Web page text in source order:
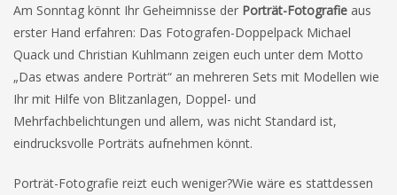
Am Sonntag könnt Ihr Geheimnisse der Porträt-Fotografie aus
erster Hand erfahren: Das Fotografen-Doppelpack Michael
Quack und Christian Kuhlmann zeigen euch unter dem Motto
„Das etwas andere Porträt“ an mehreren Sets mit Modellen wie
Ihr mit Hilfe von Blitzanlagen, Doppel- und
Mehrfachbelichtungen und allem, was nicht Standard ist,
eindrucksvolle Porträts aufnehmen könnt.
Porträt-Fotografie reizt euch weniger?Wie wäre es stattdessen